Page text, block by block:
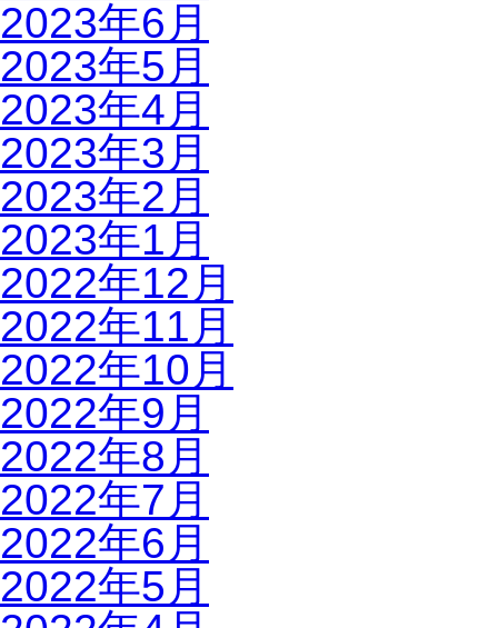
2023年6月
2023年5月
2023年4月
2023年3月
2023年2月
2023年1月
2022年12月
2022年11月
2022年10月
2022年9月
2022年8月
2022年7月
2022年6月
2022年5月